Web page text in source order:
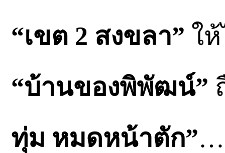
“เขต 2 สงขลา” ใ
“บ้านของพิพัฒน์”
ทุ่ม หมดหน้าตัก”…